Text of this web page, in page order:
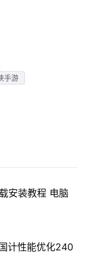
手游
安装教程 电脑
计性能优化240